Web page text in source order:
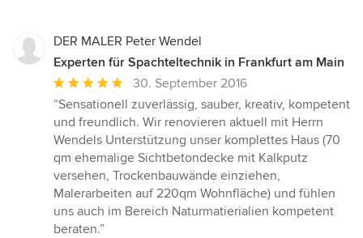
DER MALER Peter Wendel
Experten für Spachteltechnik in Frankfurt am Main
Durchschnittliche
Bewertung:
5
von
5
Sternen
30. September 2016
“Sensationell zuverlässig, sauber, kreativ, kompetent
und freundlich. Wir renovieren aktuell mit Herrn
Wendels Unterstützung unser komplettes Haus (70
qm ehemalige Sichtbetondecke mit Kalkputz
versehen, Trockenbauwände einziehen,
Malerarbeiten auf 220qm Wohnfläche) und fühlen
uns auch im Bereich Naturmatierialien kompetent
beraten.”